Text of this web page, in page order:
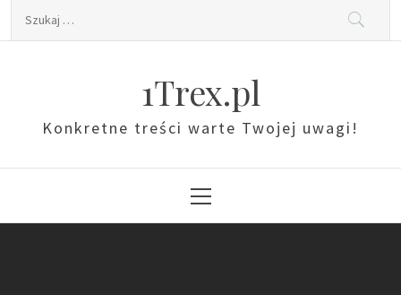
Szukaj:
1Trex.pl
Konkretne treści warte Twojej uwagi!
Menu